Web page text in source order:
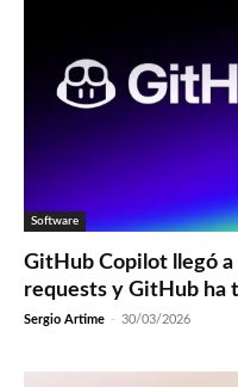
Software
GitHub Copilot llegó a
requests y GitHub ha
Sergio Artime - 30/03/2026